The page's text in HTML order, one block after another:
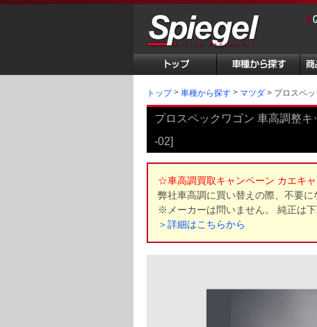
トップ 車種から探す マツダ プロスペ
プロスペックワゴン 車高調整
-02]
☆車高調買取キャンペーン カエキ
弊社車高調に買い替えの際、不要に
※メーカーは問いません。 純正は下
＞詳細はこちらから